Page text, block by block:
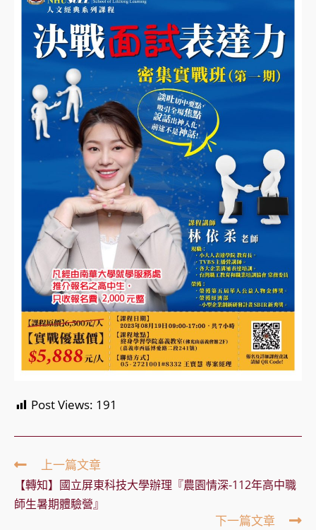
Post Views: 191
Read
more
articles
上一篇文章
【轉知】國立屏東科技大學辦理『農園情深-112年高中職
師生暑期體驗營』
下一篇文章